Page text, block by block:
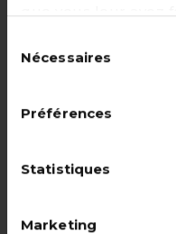
services. Vous
duNécessaires
Préférences
Statistiques
Marketing
Adhésion